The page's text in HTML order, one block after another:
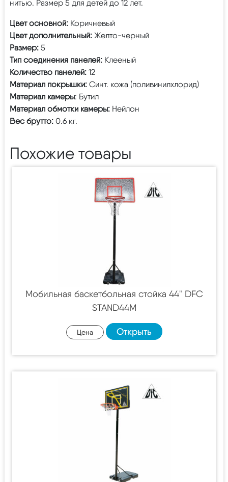
нитью. Размер 5 для детей до 12 лет.
Цвет основной: Коричневый
Цвет дополнительный: Желто-черный
Размер: 5
Тип соединения панелей: Клееный
Количество панелей: 12
Материал покрышки: Синт. кожа (поливинилхлорид)
Материал камеры: Бутил
Материал обмотки камеры: Нейлон
Вес брутто: 0.6 кг.
Похожие товары
Мобильная баскетбольная стойка 44" DFC
STAND44M
Цена Открыть